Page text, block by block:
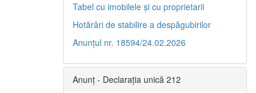
Tabel cu imobilele și cu proprietarii
Hotărâri de stabilire a despăgubirilor
Anunțul nr. 18594/24.02.2026
Anunț - Declarația unică 212